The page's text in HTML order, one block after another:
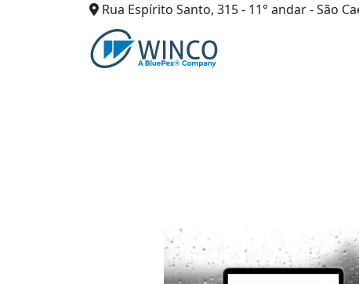
Rua Espírito Santo, 315 - 11° andar - São